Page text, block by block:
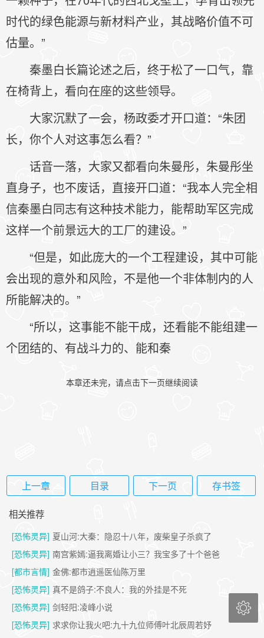
时代的绿色能源与新材料产业，其战略价值不可
估量。”
秦墨白长篇论述之后，终于松了一口气，靠
在椅背上，看向在座的这些领导。
大家沉默了一会，杨政委才开口道：“朱团
长，你个人对这事怎么看？”
话音一落，大家又都看向朱曼彤，朱曼彤坐
直身子，也不废话，直接开口道：“我本人完全相
信秦墨白同志有这种技术能力，能帮助军区完成
这样一个前景远大的工厂的建设。”
“但是，如此庞大的一个工程建设，其中可能
会出现的意外和风险，不是他一个非体制内的人
所能解决的。”
“所以，这事能不能干成，还看能不能组建一
个团结的、有战斗力的、能和秦
本章还未完，请点击下一页继续阅读
上一章 目录 下一页 存书签
相关推荐
[恐怖灵异] 夏山河:大秦：隐忍十八年，废柴皇子杀疯了
[恐怖灵异] 南宫紫嫣:逼我离婚让小三？我宝多了十个爸爸
[都市言情] 金佛:都市逍遥医仙陈万里
[恐怖灵异] 真不是鸽子:不良人：我的外挂是不死
[恐怖灵异] 剑轻阳:凌峰小说
[恐怖灵异] 求求你让我火吧:九十九位师傅叶北辰周若妤
